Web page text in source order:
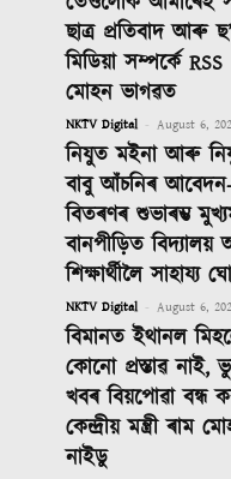
ছাত্ৰ প্ৰতিবাদ আৰু
মিডিয়া সম্পৰ্কে RSS
মোহন ভাগৱত
NKTV Digital - August 6,
নিযুত মইনা আৰু
বাবু আঁচনিৰ
বিতৰণৰ শুভাৰম্ভ
বানপীড়িত
শিক্ষাৰ্থীলৈ সাহায্য
NKTV Digital - August 6,
বিমানত ইথানল
কোনো প্ৰস্তাৱ নাই,
খবৰ বিয়পোৱা বন্ধ
কেন্দ্ৰীয় মন্ত্ৰী ৰাম
নাইডু